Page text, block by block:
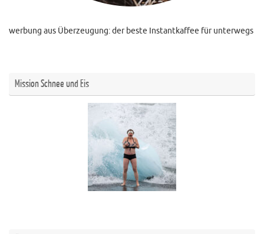
werbung aus Überzeugung: der beste Instantkaffee für unterwegs
Mission Schnee und Eis